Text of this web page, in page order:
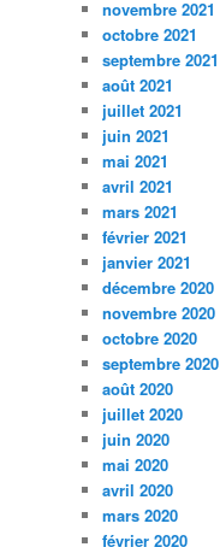
novembre 2021
octobre 2021
septembre 2021
août 2021
juillet 2021
juin 2021
mai 2021
avril 2021
mars 2021
février 2021
janvier 2021
décembre 2020
novembre 2020
octobre 2020
septembre 2020
août 2020
juillet 2020
juin 2020
mai 2020
avril 2020
mars 2020
février 2020